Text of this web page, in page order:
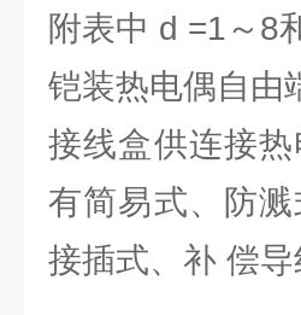
附表中 d =1～8
铠装热电偶自由
接线盒供连接
有简易式、防
接插式、补 偿